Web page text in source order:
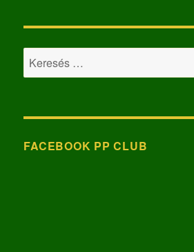
Keresés
a
kifejezésre:
FACEBOOK PP CLUB